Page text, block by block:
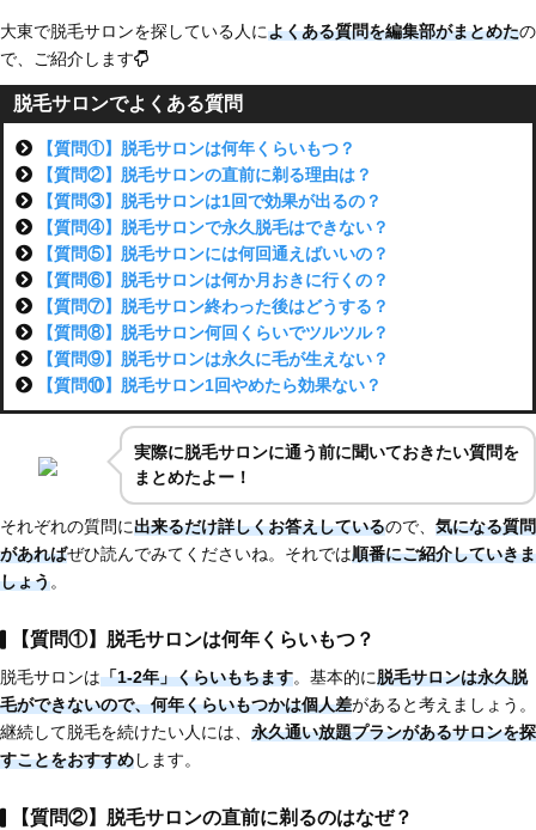
大東で脱毛サロンを探している人によくある質問を編集部がまとめたの
で、ご紹介します
脱毛サロンでよくある質問
【質問①】脱毛サロンは何年くらいもつ？
【質問②】脱毛サロンの直前に剃る理由は？
【質問③】脱毛サロンは1回で効果が出るの？
【質問④】脱毛サロンで永久脱毛はできない？
【質問⑤】脱毛サロンには何回通えばいいの？
【質問⑥】脱毛サロンは何か月おきに行くの？
【質問⑦】脱毛サロン終わった後はどうする？
【質問⑧】脱毛サロン何回くらいでツルツル？
【質問⑨】脱毛サロンは永久に毛が生えない？
【質問⑩】脱毛サロン1回やめたら効果ない？
実際に脱毛サロンに通う前に聞いておきたい質問を
まとめたよー！
それぞれの質問に出来るだけ詳しくお答えしているので、 気になる質問
があればぜひ読んでみてくださいね。それでは順番にご紹介していきま
しょう。
【質問①】脱毛サロンは何年くらいもつ？
脱毛サロンは「1-2年」くらいもちます。基本的に脱毛サロンは永久脱
毛ができないので、何年くらいもつかは個人差があると考えましょう。
継続して脱毛を続けたい人には、 永久通い放題プランがあるサロンを探
すことをおすすめします。
【質問②】脱毛サロンの直前に剃るのはなぜ？